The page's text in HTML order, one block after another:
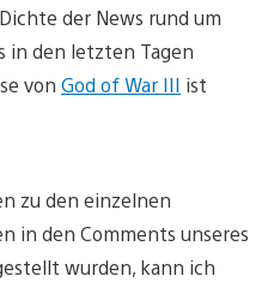
der News rund um
in den letzten Tagen
von God of War III ist
zu den einzelnen
in den Comments unseres
wurden, kann ich